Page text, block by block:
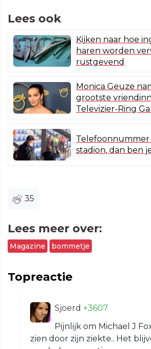
Lees ook
Kijken naar hoe
haren worden
rustgevend
Monica Geuze
grootste
Televizier-Ring
Telefoonnummer
stadion, dan ben
35
Lees meer over:
Magazine bommetje
Topreactie
Sjoerd +3607
Pijnlijk om Michael J
zien door zijn ziekte.. Het